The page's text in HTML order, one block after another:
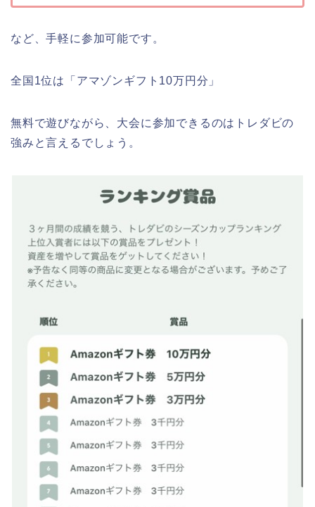
など、手軽に参加可能です。
全国1位は「アマゾンギフト10万円分」
無料で遊びながら、大会に参加できるのはトレダビの
強みと言えるでしょう。